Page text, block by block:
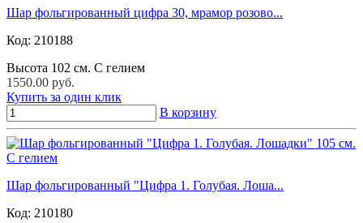
Шар фольгированный цифра 30, мрамор розово...
Код: 210188
Высота 102 см. С гелием
1550.00 руб.
Купить за один клик
В корзину
Шар фольгированный "Цифра 1. Голубая. Лоша...
Код: 210180